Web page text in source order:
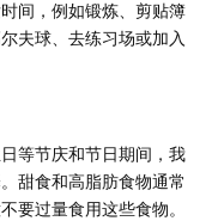
间，例如锻炼、剪贴簿
夫球、去练习场或加入
等节庆和节日期间，我
甜食和高脂肪食物通常
要过量食用这些食物。